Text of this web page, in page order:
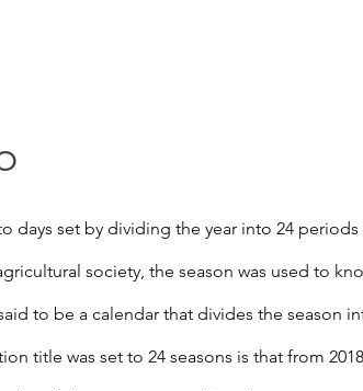
days set by dividing the year into 24
society, the season was used to
to be a calendar that divides the season
title was set to 24 seasons is that from